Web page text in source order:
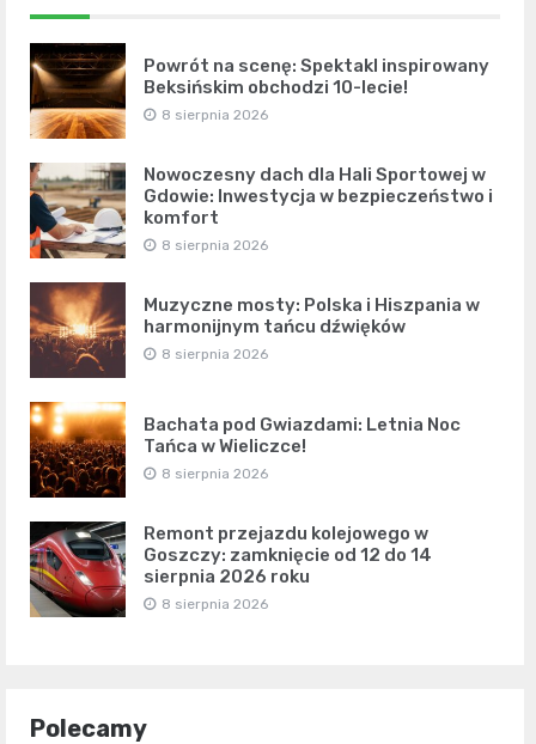
Powrót na scenę: Spektakl inspirowany
Beksińskim obchodzi 10-lecie!
8 sierpnia 2026
Nowoczesny dach dla Hali Sportowej w
Gdowie: Inwestycja w bezpieczeństwo i
komfort
8 sierpnia 2026
Muzyczne mosty: Polska i Hiszpania w
harmonijnym tańcu dźwięków
8 sierpnia 2026
Bachata pod Gwiazdami: Letnia Noc
Tańca w Wieliczce!
8 sierpnia 2026
Remont przejazdu kolejowego w
Goszczy: zamknięcie od 12 do 14
sierpnia 2026 roku
8 sierpnia 2026
Polecamy